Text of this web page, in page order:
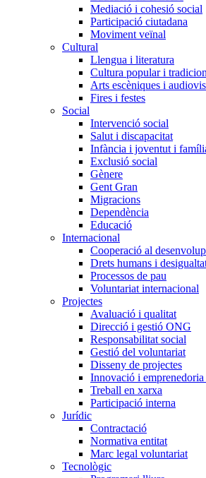
Mediació i cohesió social
Participació ciutadana
Moviment veïnal
Cultural
Llengua i literatura
Cultura popular i
Arts escèniques i
Fires i festes
Social
Intervenció social
Salut i discapacitat
Infància i joventut i
Exclusió social
Gènere
Gent Gran
Migracions
Dependència
Educació
Internacional
Cooperació al
Drets humans i
Processos de pau
Voluntariat internacional
Projectes
Avaluació i qualitat
Direcció i gestió ONG
Responsabilitat social
Gestió del voluntariat
Disseny de projectes
Innovació i emprenedoria
Treball en xarxa
Participació interna
Jurídic
Contractació
Normativa entitat
Marc legal voluntariat
Tecnològic